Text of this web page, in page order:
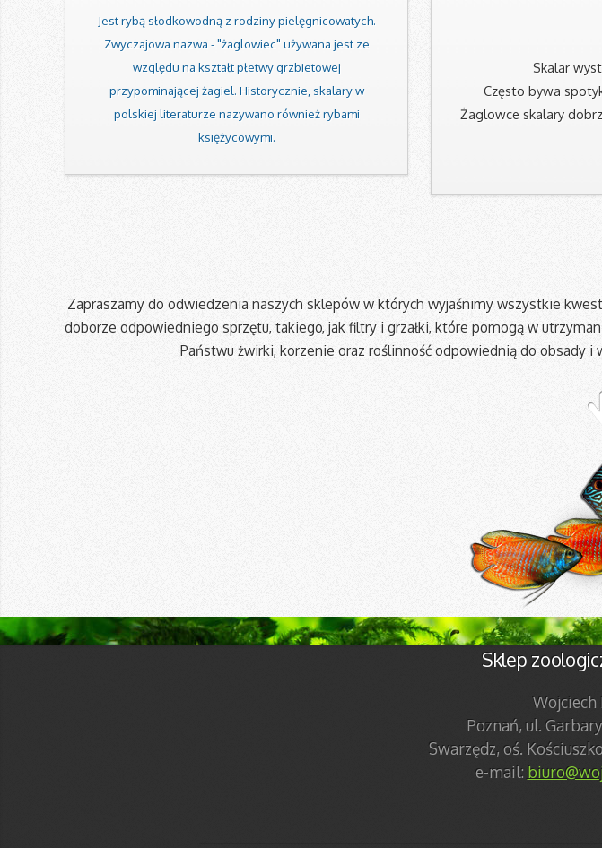
Jest rybą słodkowodną z rodziny pielęgnicowatych.
Zwyczajowa nazwa - "żaglowiec" używana jest ze
względu na kształt płetwy grzbietowej
przypominającej żagiel. Historycznie, skalary w
polskiej literaturze nazywano również rybami
księżycowymi.
Skalar
Często bywa
Żaglowce skalary
Zapraszamy do odwiedzenia naszych sklepów w których wyjaśnimy wszystkie
doborze odpowiedniego sprzętu, takiego, jak filtry i grzałki, które pomogą w
Państwu żwirki, korzenie oraz roślinność odpowiednią do obsady
Sklep
Wojciech
Poznań, ul.
Swarzędz, oś.
e-mail: